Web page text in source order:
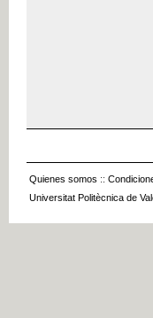
Quienes somos ::
Universitat Politècnica de